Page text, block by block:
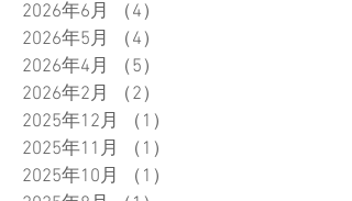
2026年6月
（4）
2026年5月
（4）
2026年4月
（5）
2026年2月
（2）
2025年12月
（1）
2025年11月
（1）
2025年10月
（1）